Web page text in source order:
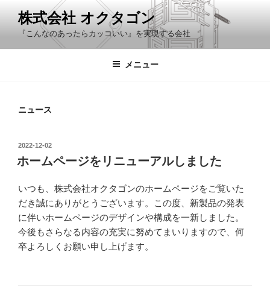
ン
株式会社 オクタゴン
『こんなのあったらカッコいい』を実現する会社
メニュー
ニュース
投
稿
日:
2022-12-02
ホームページをリニューアルしました
いつも、株式会社オクタゴンのホームページをご覧いた
だき誠にありがとうございます。この度、新製品の発表
に伴いホームページのデザインや構成を一新しました。
今後もさらなる内容の充実に努めてまいりますので、何
卒よろしくお願い申し上げます。